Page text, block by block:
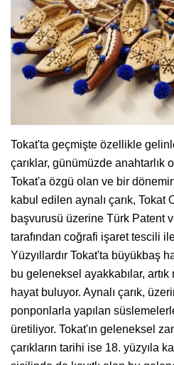
Tokat'ta geçmişte özellikle
çarıklar, günümüzde anahtarlık
Tokat'a özgü olan ve bir
kabul edilen aynalı çarık,
başvurusü üzerine Türk Patent
tarafından coğrafi işaret tescili
Yüzyıllardır Tokat'ta büyükbaş
bu geleneksel ayakkabılar,
hayat buluyor. Aynalı çarık,
ponponlarla yapılan
üretiliyor. Tokat'ın geleneksel
çarıkların tarihi ise 18. yüzyıla